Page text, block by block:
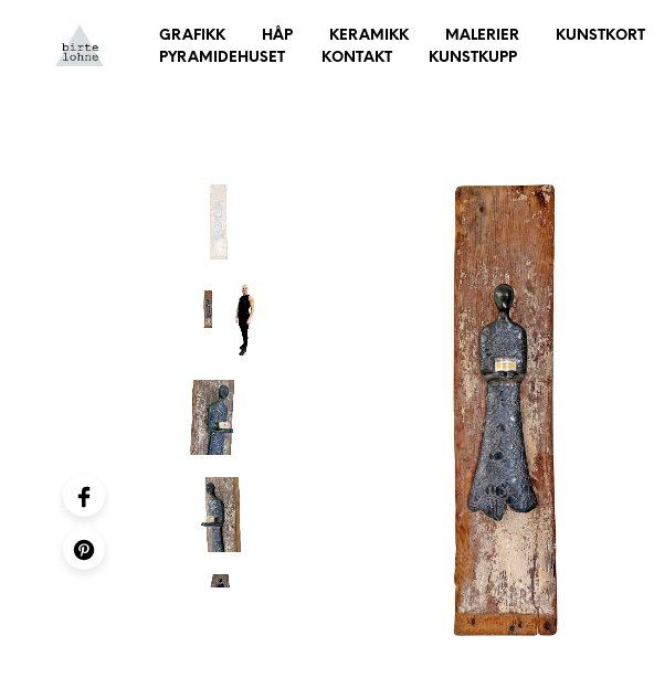
GRAFIKK HÅP KERAMIKK MALERIER KUNSTKORT
PYRAMIDEHUSET
KONTAKT KUNSTKUPP